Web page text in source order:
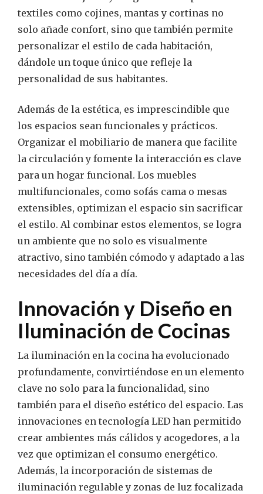
textiles como cojines, mantas y cortinas no
solo añade confort, sino que también permite
personalizar el estilo de cada habitación,
dándole un toque único que refleje la
personalidad de sus habitantes.
Además de la estética, es imprescindible que
los espacios sean funcionales y prácticos.
Organizar el mobiliario de manera que facilite
la circulación y fomente la interacción es clave
para un hogar funcional. Los muebles
multifuncionales, como sofás cama o mesas
extensibles, optimizan el espacio sin sacrificar
el estilo. Al combinar estos elementos, se logra
un ambiente que no solo es visualmente
atractivo, sino también cómodo y adaptado a las
necesidades del día a día.
Innovación y Diseño en
Iluminación de Cocinas
La iluminación en la cocina ha evolucionado
profundamente, convirtiéndose en un elemento
clave no solo para la funcionalidad, sino
también para el diseño estético del espacio. Las
innovaciones en tecnología LED han permitido
crear ambientes más cálidos y acogedores, a la
vez que optimizan el consumo energético.
Además, la incorporación de sistemas de
iluminación regulable y zonas de luz focalizada